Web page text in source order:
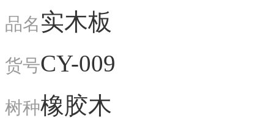
品名实木板
货号CY-009
树种橡胶木